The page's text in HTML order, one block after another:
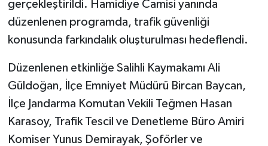
gerçekleştirildi. Hamidiye Camisi yanında
düzenlenen programda, trafik güvenliği
konusunda farkındalık oluşturulması hedeflendi.
Düzenlenen etkinliğe Salihli Kaymakamı Ali
Güldoğan, İlçe Emniyet Müdürü Bircan Baycan,
İlçe Jandarma Komutan Vekili Teğmen Hasan
Karasoy, Trafik Tescil ve Denetleme Büro Amiri
Komiser Yunus Demirayak, Şoförler ve